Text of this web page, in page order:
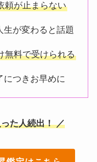
頼が止まらない
生が変わると話題
無料で受けられる
につきお早めに
た人続出！ ／